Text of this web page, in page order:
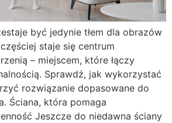
być jedynie tłem dla obrazów
staje się centrum
– miejscem, które łączy
Sprawdź, jak wykorzystać
rozwiązanie dopasowane do
Ściana, która pomaga
Jeszcze do niedawna ściany